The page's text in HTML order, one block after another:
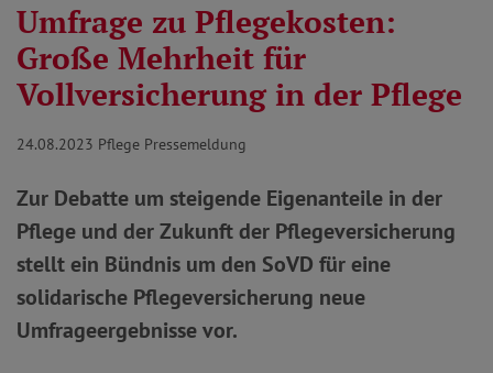
Umfrage zu Pflegekosten:
Große Mehrheit für
Vollversicherung in der Pflege
24.08.2023 Pflege Pressemeldung
Zur Debatte um steigende Eigenanteile in der
Pflege und der Zukunft der Pflegeversicherung
stellt ein Bündnis um den SoVD für eine
solidarische Pflegeversicherung neue
Umfrageergebnisse vor.